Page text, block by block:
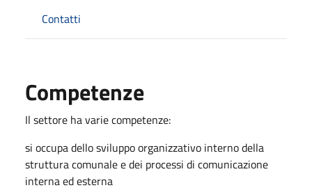
Contatti
Competenze
Il settore ha varie competenze:
si occupa dello sviluppo organizzativo interno della
struttura comunale e dei processi di comunicazione
interna ed esterna